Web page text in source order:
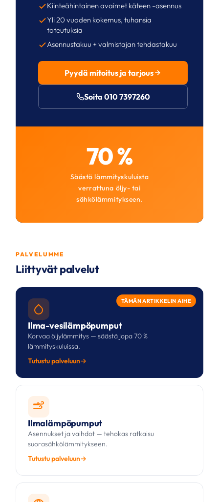
Kiinteähintainen avaimet käteen -asennus
Yli 20 vuoden kokemus, tuhansia
toteutuksia
Asennustakuu + valmistajan tehdastakuu
Pyydä mitoitus ja tarjous
Soita 010 7397260
70 %
Säästö lämmityskuluista
verrattuna öljy- tai
sähkölämmitykseen.
PALVELUMME
Liittyvät palvelut
TÄMÄN ARTIKKELIN AIHE
Ilma-vesilämpöpumput
Korvaa öljylämmitys — säästä jopa 70 %
lämmityskuluissa.
Tutustu palveluun
Ilmalämpöpumput
Asennukset ja vaihdot — tehokas ratkaisu
suorasähkölämmitykseen.
Tutustu palveluun